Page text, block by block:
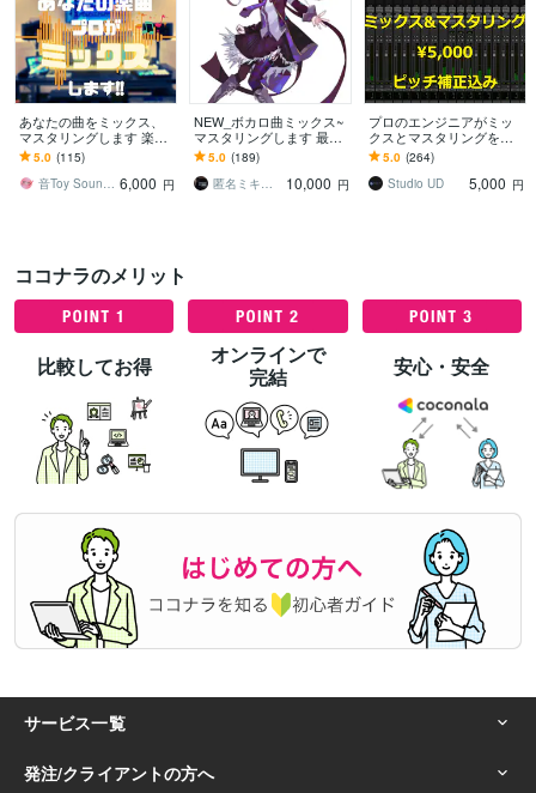
あなたの曲をミックス、
マスタリングします 楽曲
の魅力を最大限に引き出
すミックスをご提案しま
す
5.0 (115)
音Toy Soundworks 6,000 円
NEW_ボカロ曲ミックス~
マスタリングします 最高
クオリティーにてクリア
に重く処理させて頂きま
す♪
5.0 (189)
匿名ミキシングエンジニア
10,000 円
プロのエンジニアがミッ
クスとマスタリングを承
ります ミックス＆マスタ
リング＆ピッチ補正 すべ
て込みの料金です
5.0 (264)
Studio UD
5,000 円
ココナラのメリット
比較してお得
オンラインで
完結
安心・安全